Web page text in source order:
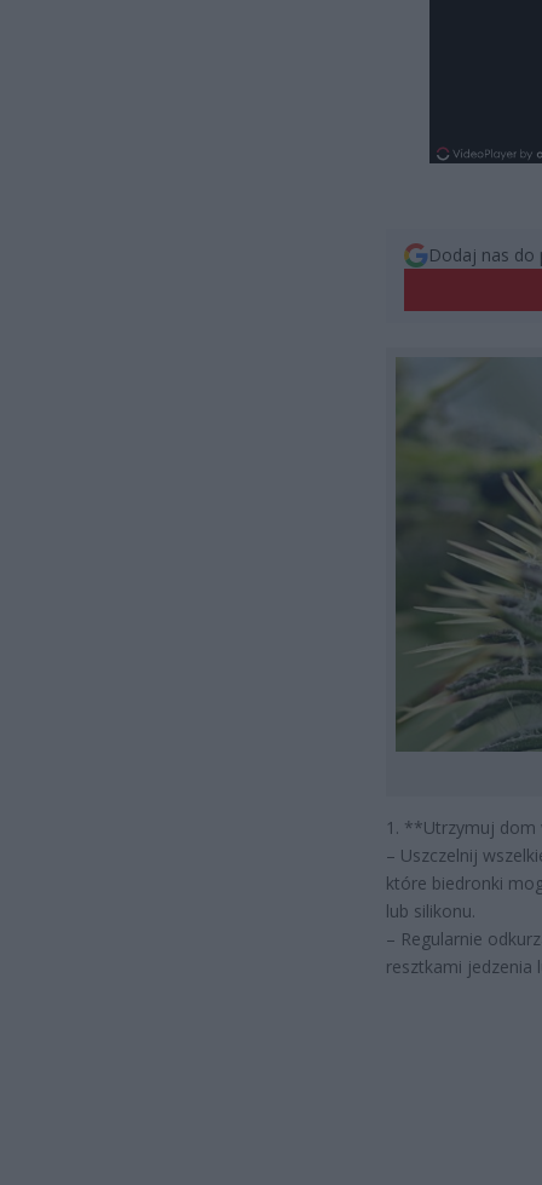
Dodaj nas do
1. **Utrzymuj dom
– Uszczelnij
które biedronki
lub silikonu.
– Regularnie
resztkami jedzenia